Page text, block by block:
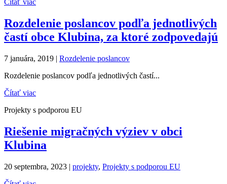
Čítať viac
Rozdelenie poslancov podľa jednotlivých
častí obce Klubina, za ktoré zodpovedajú
7 januára, 2019 | Rozdelenie poslancov
Rozdelenie poslancov podľa jednotlivých častí...
Čítať viac
Projekty s podporou EU
Riešenie migračných výziev v obci
Klubina
20 septembra, 2023 | projekty, Projekty s podporou EU